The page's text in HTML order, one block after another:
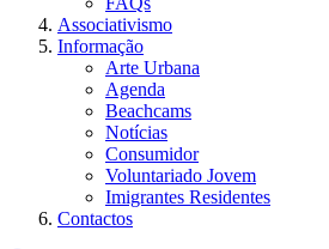
Associativismo
Informação
Arte Urbana
Agenda
Beachcams
Notícias
Consumidor
Voluntariado Jovem
Imigrantes Residentes
Contactos